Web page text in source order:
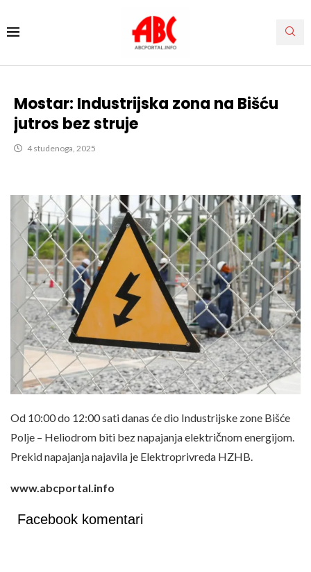
Mostar: Industrijska zona na Bišću
jutros bez struje
4 studenoga, 2025
Od 10:00 do 12:00 sati danas će dio Industrijske zone Bišće
Polje – Heliodrom biti bez napajanja električnom energijom.
Prekid napajanja najavila je Elektroprivreda HZHB.
www.abcportal.info
Facebook komentari